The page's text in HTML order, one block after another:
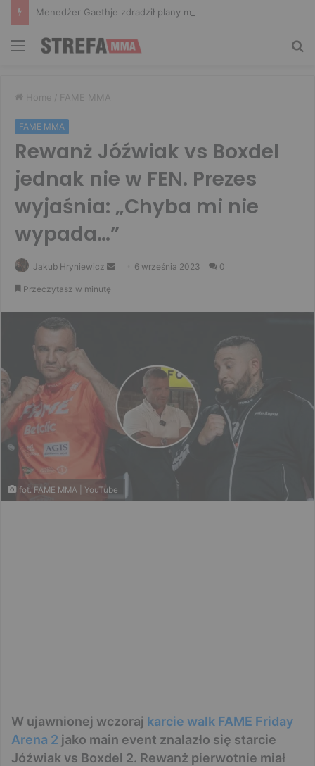
Menu
Home / FAME MMA
FAME MMA
Rewanż Jóźwiak vs Boxdel
jednak nie w FEN. Prezes
wyjaśnia: „Chyba mi nie
wypada…”
Jakub Hryniewicz
Send 6 września 2023 0
Przeczytasz w minutę
fot. FAME MMA | YouTube
W ujawnionej wczoraj karcie walk FAME Friday
Arena 2 jako main event znalazło się starcie
Jóźwiak vs Boxdel 2. Rewanż pierwotnie miał